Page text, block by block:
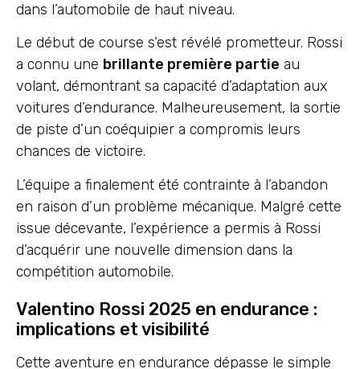
dans l’automobile de haut niveau.
Le début de course s’est révélé prometteur. Rossi
a connu une brillante première partie au
volant, démontrant sa capacité d’adaptation aux
voitures d’endurance. Malheureusement, la sortie
de piste d’un coéquipier a compromis leurs
chances de victoire.
L’équipe a finalement été contrainte à l’abandon
en raison d’un problème mécanique. Malgré cette
issue décevante, l’expérience a permis à Rossi
d’acquérir une nouvelle dimension dans la
compétition automobile.
Valentino Rossi 2025 en endurance :
implications et visibilité
Cette aventure en endurance dépasse le simple